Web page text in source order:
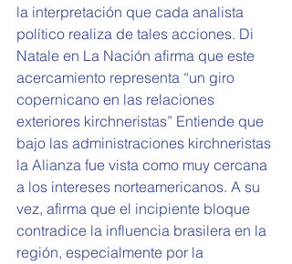
la interpretación que cada analista
político realiza de tales acciones. Di
Natale en La Nación afirma que este
acercamiento representa “un giro
copernicano en las relaciones
exteriores kirchneristas” Entiende que
bajo las administraciones kirchneristas
la Alianza fue vista como muy cercana
a los intereses norteamericanos. A su
vez, afirma que el incipiente bloque
contradice la influencia brasilera en la
región, especialmente por la